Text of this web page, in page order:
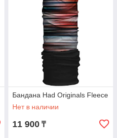
Бандана Had Originals Fleece
Нет в наличии
11 900 ₸